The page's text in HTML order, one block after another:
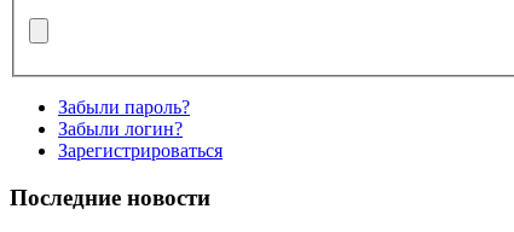
Забыли пароль?
Забыли логин?
Зарегистрироваться
Последние новости